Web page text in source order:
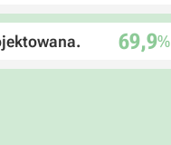
69,9%